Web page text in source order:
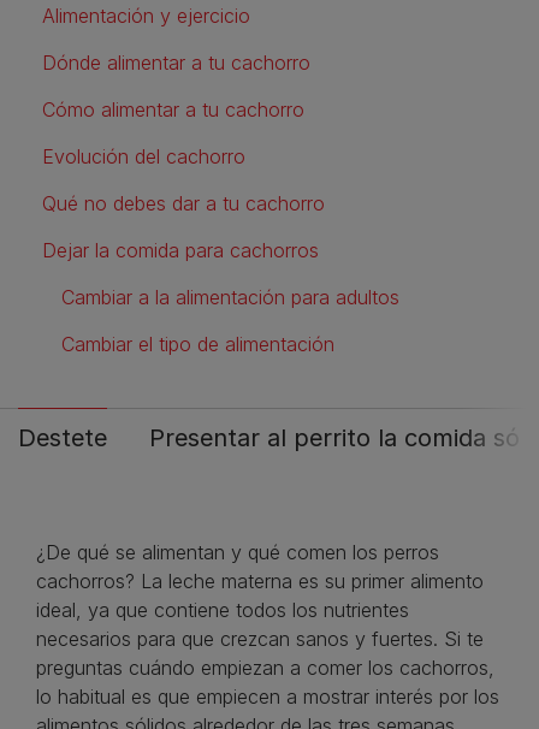
Alimentación y ejercicio
Dónde alimentar a tu cachorro
Cómo alimentar a tu cachorro
Evolución del cachorro
Qué no debes dar a tu cachorro
Dejar la comida para cachorros
Cambiar a la alimentación para adultos
Cambiar el tipo de alimentación
Destete Presentar al perrito la comida
¿De qué se alimentan y qué comen los perros
cachorros? La leche materna es su primer alimento
ideal, ya que contiene todos los nutrientes
necesarios para que crezcan sanos y fuertes. Si te
preguntas cuándo empiezan a comer los cachorros,
lo habitual es que empiecen a mostrar interés por los